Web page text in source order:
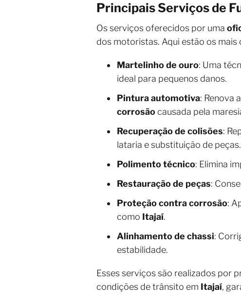
Principais Serviços de
Os serviços oferecidos por uma
dos motoristas. Aqui estão os mais
Martelinho de ouro: Uma
ideal para pequenos danos.
Pintura automotiva: Renova
corrosão causada pela
Recuperação de colisões:
lataria e substituição de peças.
Polimento técnico: Elimina
Restauração de peças:
Proteção contra corrosão:
como Itajaí.
Alinhamento de chassi:
estabilidade.
Esses serviços são realizados por
condições de trânsito em Itajaí,